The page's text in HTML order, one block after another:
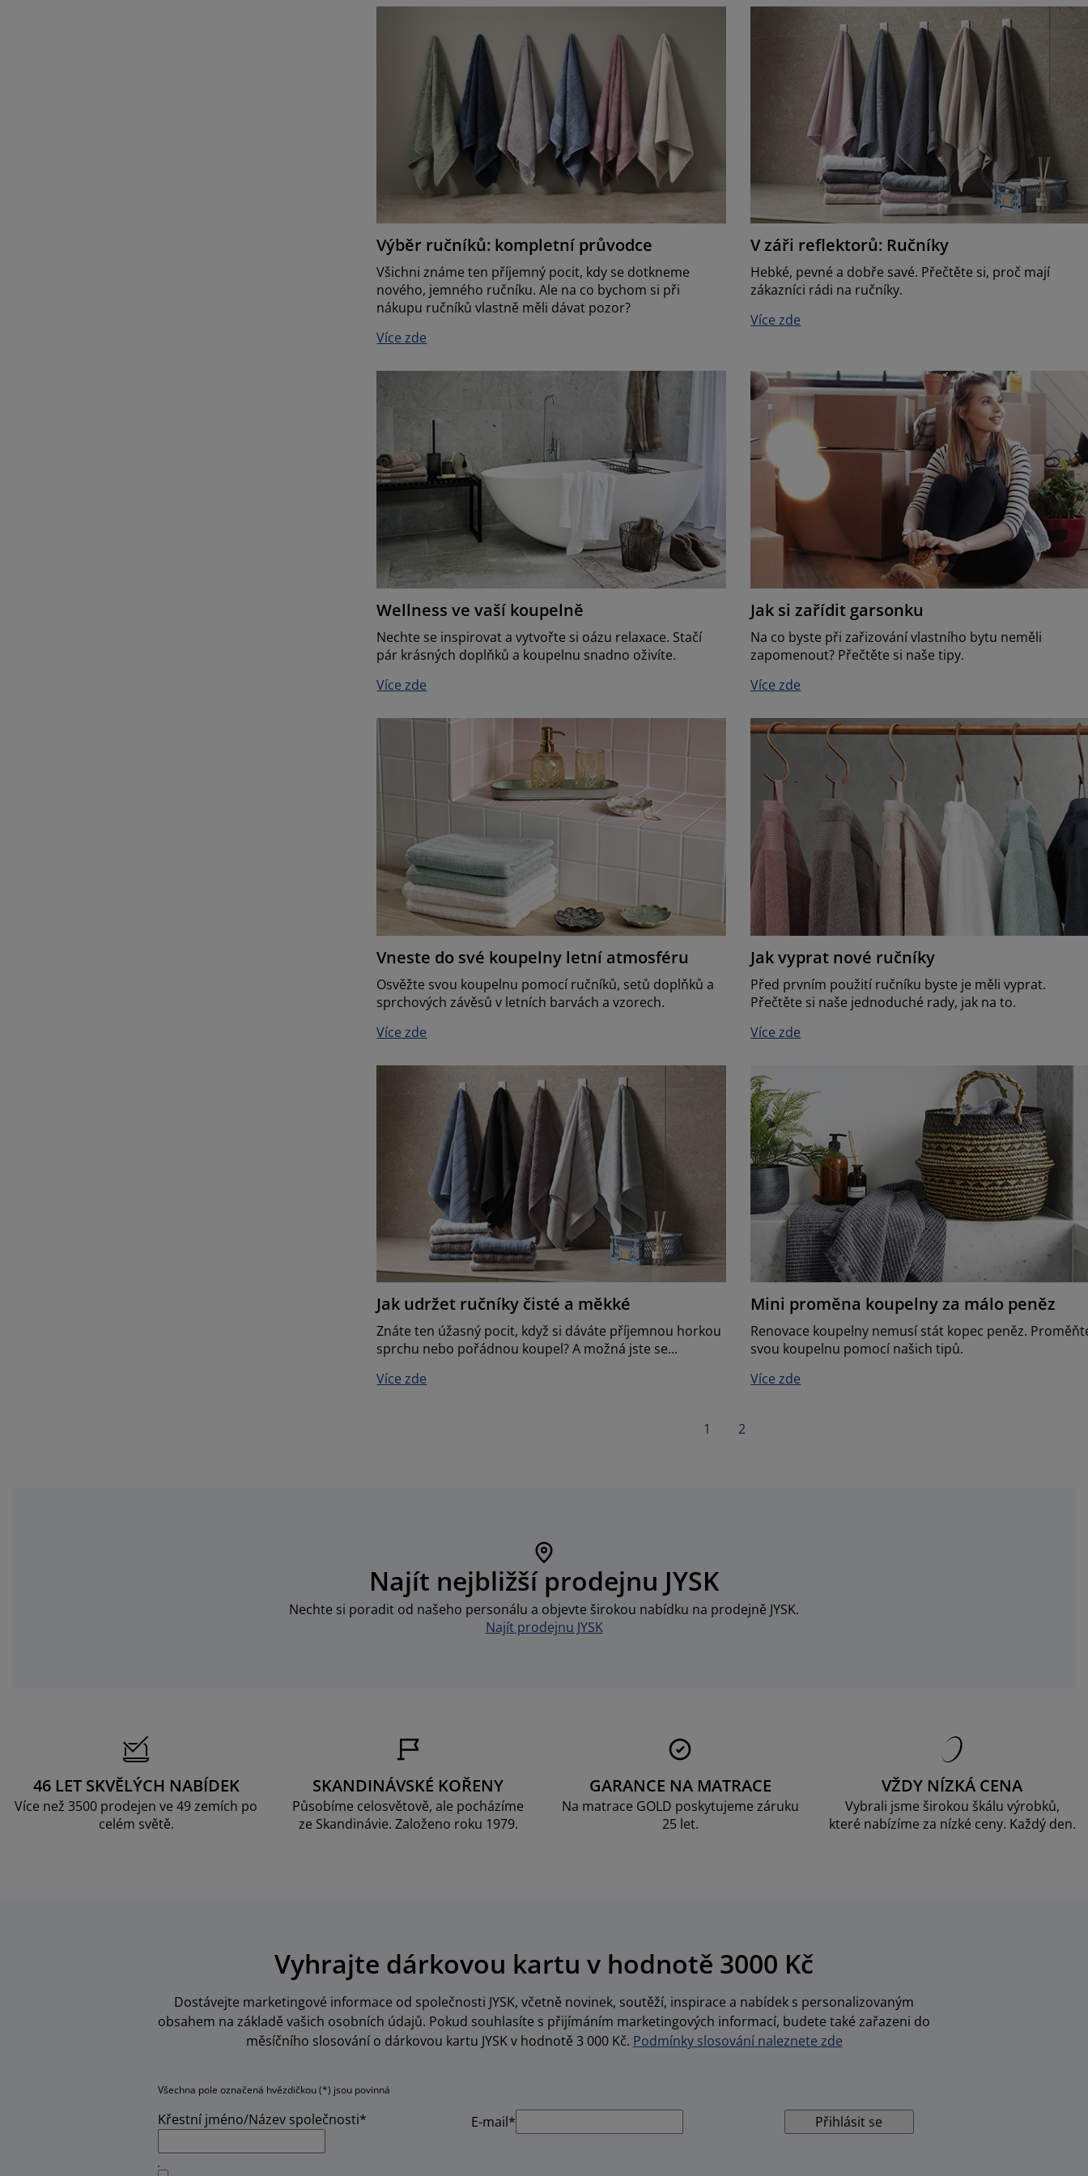
Výběr ručníků: kompletní průvodce
Všichni známe ten příjemný pocit, kdy se dotkneme
nového, jemného ručníku. Ale na co bychom si při
nákupu ručníků vlastně měli dávat pozor?
Více zde
V záři reflektorů: Ručníky
Hebké, pevné a dobře savé. Přečtěte si, proč mají
zákazníci rádi na ručníky.
Více zde
Wellness ve vaší koupelně
Nechte se inspirovat a vytvořte si oázu relaxace. Stačí
pár krásných doplňků a koupelnu snadno oživíte.
Více zde
Jak si zařídit garsonku
Na co byste při zařizování vlastního bytu neměli
zapomenout? Přečtěte si naše tipy.
Více zde
Vneste do své koupelny letní atmosféru
Osvěžte svou koupelnu pomocí ručníků, setů doplňků a
sprchových závěsů v letních barvách a vzorech.
Více zde
Jak vyprat nové ručníky
Před prvním použití ručníku byste je měli vyprat.
Přečtěte si naše jednoduché rady, jak na to.
Více zde
Jak udržet ručníky čisté a měkké
Znáte ten úžasný pocit, když si dáváte příjemnou horkou
sprchu nebo pořádnou koupel? A možná jste se...
Více zde
Mini proměna koupelny za málo peněz
Renovace koupelny nemusí stát kopec peněz.
svou koupelnu pomocí našich tipů.
Více zde
1 2
Najít nejbližší prodejnu JYSK
Nechte si poradit od našeho personálu a objevte širokou nabídku na prodejně JYSK.
Najít prodejnu JYSK
46 LET SKVĚLÝCH NABÍDEK
Více než 3500 prodejen ve 49 zemích po
celém světě.
SKANDINÁVSKÉ KOŘENY
Působíme celosvětově, ale pocházíme
ze Skandinávie. Založeno roku 1979.
GARANCE NA MATRACE
Na matrace GOLD poskytujeme záruku
25 let.
VŽDY NÍZKÁ CENA
Vybrali jsme širokou škálu výrobků,
které nabízíme za nízké ceny. Každý den.
Vyhrajte dárkovou kartu v hodnotě 3000 Kč
Dostávejte marketingové informace od společnosti JYSK, včetně novinek, soutěží, inspirace a nabídek s personalizovaným
obsahem na základě vašich osobních údajů. Pokud souhlasíte s přijímáním marketingových informací, budete také zařazeni do
měsíčního slosování o dárkovou kartu JYSK v hodnotě 3 000 Kč. Podmínky slosování naleznete zde
Všechna pole označená hvězdičkou (*) jsou povinná
Křestní jméno/Název společnosti* E-mail* Přihlásit se